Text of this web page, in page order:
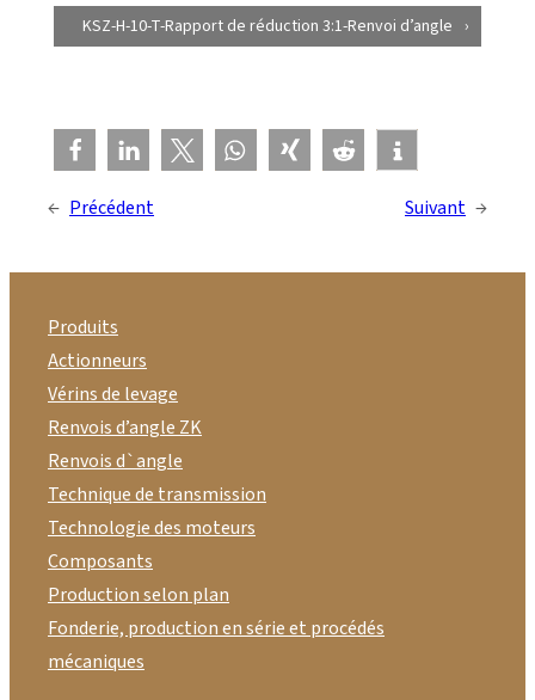
KSZ-H-10-T-Rapport de réduction 3:1-Renvoi d’angle
← Précédent Suivant →
Produits
Actionneurs
Vérins de levage
Renvois d’angle ZK
Renvois d`angle
Technique de transmission
Technologie des moteurs
Composants
Production selon plan
Fonderie, production en série et procédés
mécaniques